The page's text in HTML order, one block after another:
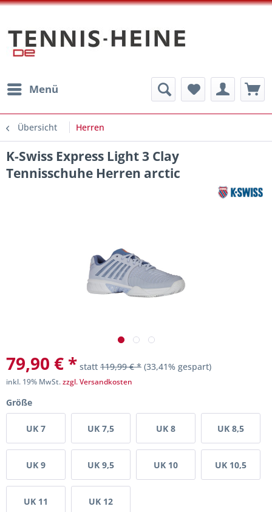
Menü
Übersicht Herren
K-Swiss Express Light 3 Clay
Tennisschuhe Herren arctic
79,90 € * statt 119,99 € * (33,41% gespart)
inkl. 19% MwSt.zzgl. Versandkosten
Größe
UK 7 UK 7,5 UK 8 UK 8,5
UK 9 UK 9,5 UK 10 UK 10,5
UK 11 UK 12